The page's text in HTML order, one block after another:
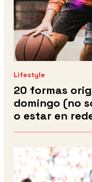
Lifestyle
20 formas
domingo (no
o estar en